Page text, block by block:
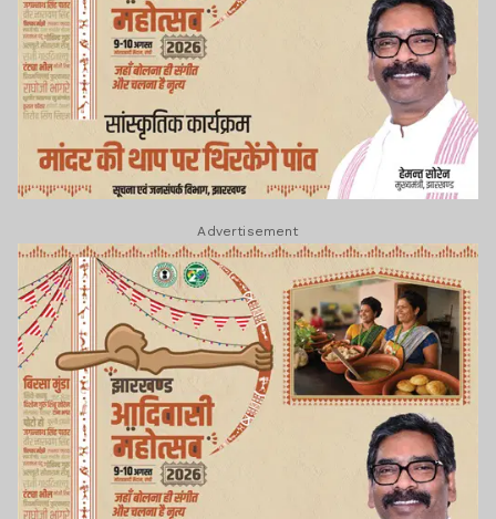
Advertisement